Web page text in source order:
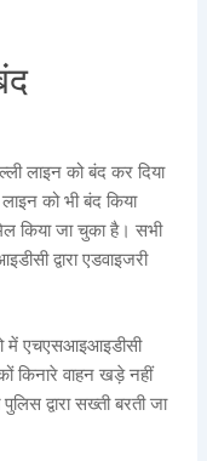
लाइन को बंद कर दिया
को भी बंद किया
किया जा चुका है। सभी
द्वारा एडवाइजरी
में एचएसआइआइडीसी
किनारे वाहन खड़े नहीं
द्वारा सख्ती बरती जा